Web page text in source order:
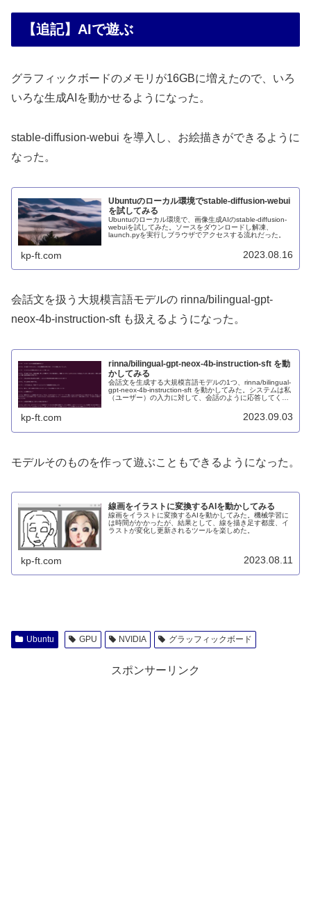
【追記】AIで遊ぶ
グラフィックボードのメモリが16GBに増えたので、いろ
いろな生成AIを動かせるようになった。
stable-diffusion-webui を導入し、お絵描きができるように
なった。
Ubuntuのローカル環境でstable-diffusion-webui
を試してみる
Ubuntuのローカル環境で、画像生成AIのstable-diffusion-
webuiを試してみた。ソースをダウンロードし解凍、
launch.pyを実行しブラウザでアクセスする流れだった。
kp-ft.com 2023.08.16
会話文を扱う大規模言語モデルの rinna/bilingual-gpt-
neox-4b-instruction-sft も扱えるようになった。
rinna/bilingual-gpt-neox-4b-instruction-sft を動
かしてみる
会話文を生成する大規模言語モデルの1つ、rinna/bilingual-
gpt-neox-4b-instruction-sft を動かしてみた。システムは私
（ユーザー）の入力に対して、会話のように応答してくれ
kp-ft.com 2023.09.03
モデルそのものを作って遊ぶこともできるようになった。
線画をイラストに変換するAIを動かしてみる
線画をイラストに変換するAIを動かしてみた。機械学習に
は時間がかかったが、結果として、線を描き足す都度、イ
ラストが変化し更新されるツールを楽しめた。
kp-ft.com 2023.08.11
Ubuntu GPU NVIDIA グラッフィックボード
スポンサーリンク